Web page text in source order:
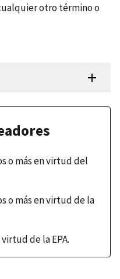
otro término o
o más en virtud del
o más en virtud de la
de la EPA.